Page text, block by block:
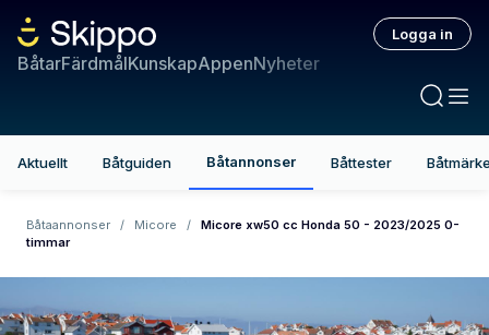
BåtarFärdmålKunskapAppenNyheter
Logga in
Aktuellt Båtguiden Båtannonser Båttester
Båtaannonser / Micore /
Micore xw50 cc Honda 50 - 2023/2025 0-
timmar